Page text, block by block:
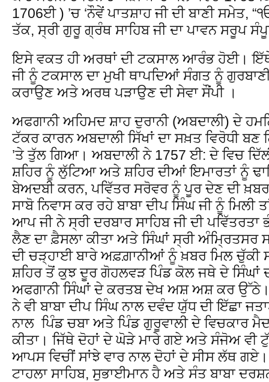
1706ਈ ) ’ਚ ‘ਨੌਵੇਂ ਪਾਤਸ਼ਾਹ ਜੀ ਦੀ ਬਾਣੀ
ਤੱਕ, ਸ੍ਰੀ ਗੁਰੂ ਗ੍ਰੰਥ ਸਾਹਿਬ ਜੀ ਦਾ ਪਾਵਨ ਸਰੂਪ
ਇਸੇ ਵਕਤ ਹੀ ਅਰਥਾਂ ਦੀ ਟਕਸਾਲ ਆਰੰਭ ਹੋਈ। ਇੱਥੇ
ਜੀ ਨੂੰ ਟਕਸਾਲ ਦਾ ਮੁਖੀ ਥਾਪਦਿਆਂ ਸੰਗਤ ਨੂੰ
ਕਰਾਉਣ ਅਤੇ ਅਰਥ ਪੜਾਉਣ ਦੀ ਸੇਵਾ ਸੌਂਪੀ ।
ਅਫਗਾਨੀ ਅਹਿਮਦ ਸ਼ਾਹ ਦੁਰਾਨੀ (ਅਬਦਾਲੀ) ਦੇ
ਟੱਕਰ ਕਾਰਨ ਅਬਦਾਲੀ ਸਿੱਖਾਂ ਦਾ ਸਖ਼ਤ ਵਿਰੋਧੀ
’ਤੇ ਤੁੱਲ ਗਿਆ। ਅਬਦਾਲੀ ਨੇ 1757 ਈ: ਦੇ ਵਿਚ
ਸ਼ਹਿਰ ਨੂੰ ਲੁੱਟਿਆ ਅਤੇ ਸ਼ਹਿਰ ਦੀਆਂ ਇਮਾਰਤਾਂ ਨੂੰ
ਬੇਅਦਬੀ ਕਰਨ, ਪਵਿੱਤਰ ਸਰੋਵਰ ਨੂੰ ਪੂਰ ਦੇਣ ਦੀ ਖ਼ਬਰ
ਸਾਬੋ ਨਿਵਾਸ ਕਰ ਰਹੇ ਬਾਬਾ ਦੀਪ ਸਿੰਘ ਜੀ ਨੂੰ
ਆਪ ਜੀ ਨੇ ਸ੍ਰੀ ਦਰਬਾਰ ਸਾਹਿਬ ਜੀ ਦੀ
ਲੈਣ ਦਾ ਫ਼ੈਸਲਾ ਕੀਤਾ ਅਤੇ ਸਿੰਘਾਂ ਸ੍ਰੀ ਅੰਮ੍ਰਿਤਸਰ
ਦੀ ਚੜ੍ਹਾਈ ਬਾਰੇ ਅਫ਼ਗ਼ਾਨੀਆਂ ਨੂੰ ਖ਼ਬਰ ਮਿਲ
ਸ਼ਹਿਰ ਤੋਂ ਕੁਝ ਦੂਰ ਗੋਹਲਵੜ ਪਿੰਡ ਕੋਲ ਜਥੇ ਦੇ
ਅਫਗਾਨੀ ਸਿੰਘਾਂ ਦੇ ਕਰਤਬ ਦੇਖ ਅਸ਼ ਅਸ਼ ਕਰ ਉੱਠੇ।
ਨੇ ਵੀ ਬਾਬਾ ਦੀਪ ਸਿੰਘ ਨਾਲ ਦਵੰਦ ਯੁੱਧ ਦੀ ਇੱਛਾ
ਨਾਲ ਪਿੰਡ ਚਬਾ ਅਤੇ ਪਿੰਡ ਗੁਰੂਵਾਲੀ ਦੇ ਵਿਚਕਾਰ
ਕੀਤਾ। ਜਿੱਥੇ ਦੋਹਾਂ ਦੇ ਘੋੜੇ ਮਾਰੇ ਗਏ ਅਤੇ ਸੰਜੋਅ
ਆਪਸ ਵਿਚੀਂ ਸਾਂਝੇ ਵਾਰ ਨਾਲ ਦੋਹਾਂ ਦੇ ਸੀਸ ਲੱਥ
ਟਾਹਲਾ ਸਾਹਿਬ, ਸੁਭਾਈਮਾਨ ਹੈ ਅਤੇ ਸੰਤ ਬਾਬਾ